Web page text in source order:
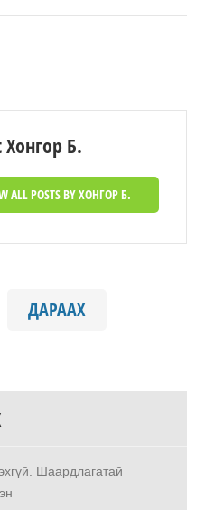
Б.
ALL POSTS BY ХОНГОР Б.
ДАРААХ
Шаардлагатай